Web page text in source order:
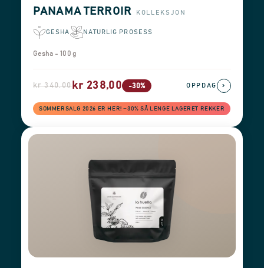
PANAMA TERROIR KOLLEKSJON
GESHA NATURLIG PROSESS
Gesha - 100 g
kr 340,00kr 238,00 -30%
SOMMERSALG 2026 ER HER! −30% SÅ LENGE LAGERET REKKER
OPPDAG ›